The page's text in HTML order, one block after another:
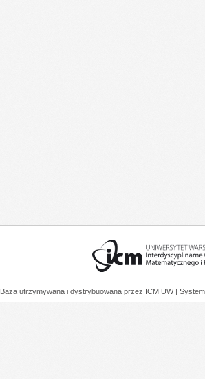
Baza utrzymywana i dystrybuowana przez ICM UW |